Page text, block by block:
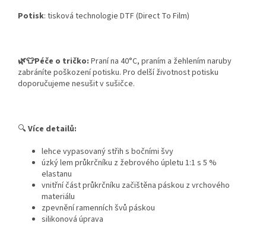
Potisk: tisková technologie DTF (Direct To Film)
🌿👕Péče o tričko: Praní na 40°C, praním a žehlením naruby
zabráníte poškození potisku. Pro delší životnost potisku
doporučujeme nesušit v sušičce.
🔍 Více detailů:
lehce vypasovaný střih s bočními švy
úzký lem průkrčníku z žebrového úpletu 1:1 s 5 %
elastanu
vnitřní část průkrčníku začištěna páskou z vrchového
materiálu
zpevnění ramenních švů páskou
silikonová úprava